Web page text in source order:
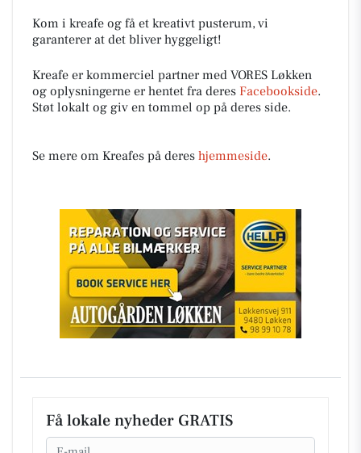
Kom i kreafe og få et kreativt pusterum, vi
garanterer at det bliver hyggeligt!
Kreafe er kommerciel partner med VORES Løkken
og oplysningerne er hentet fra deres Facebookside.
Støt lokalt og giv en tommel op på deres side.
Se mere om Kreafes på deres hjemmeside.
Få lokale nyheder GRATIS
Email